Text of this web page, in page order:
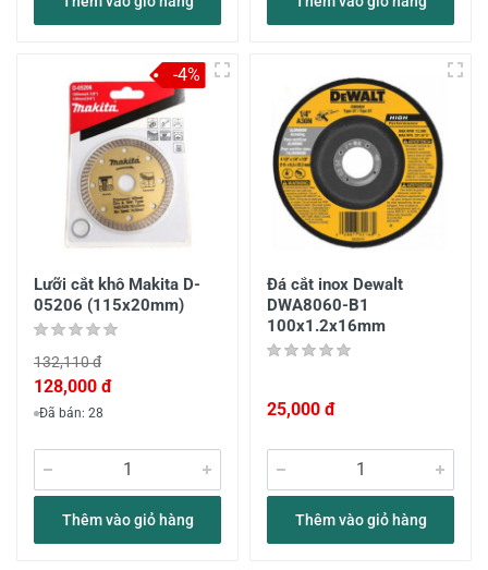
Lưỡi cắt khô Makita D-
05206 (115x20mm)
132,110 đ
128,000 đ
Đã bán: 28
Thêm vào giỏ hàng
-4%
Đá cắt inox Dewalt
DWA8060-B1
100x1.2x16mm
25,000 đ
Thêm vào giỏ hàng